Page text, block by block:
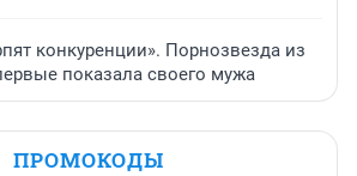
конкуренции». Порнозвезда из
показала своего мужа
ПРОМОКОДЫ